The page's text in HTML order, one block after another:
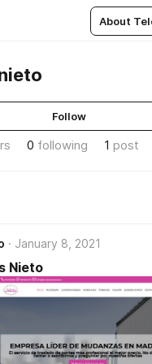
About
Follow
0 following 1 post
January 8, 2021
Nieto